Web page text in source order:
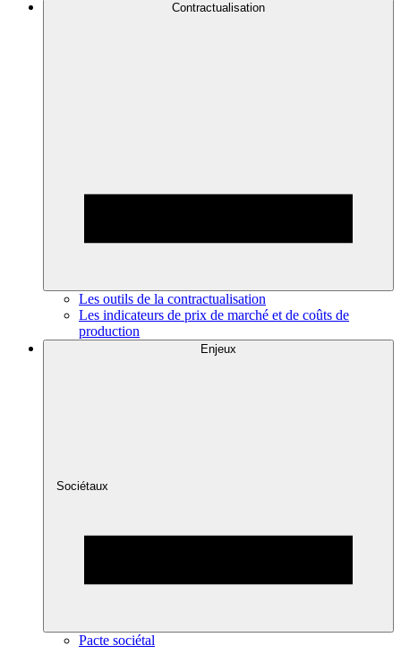
Contractualisation
Les outils de la contractualisation
Les indicateurs de prix de marché et de coûts de
production
Enjeux
Sociétaux
Pacte sociétal